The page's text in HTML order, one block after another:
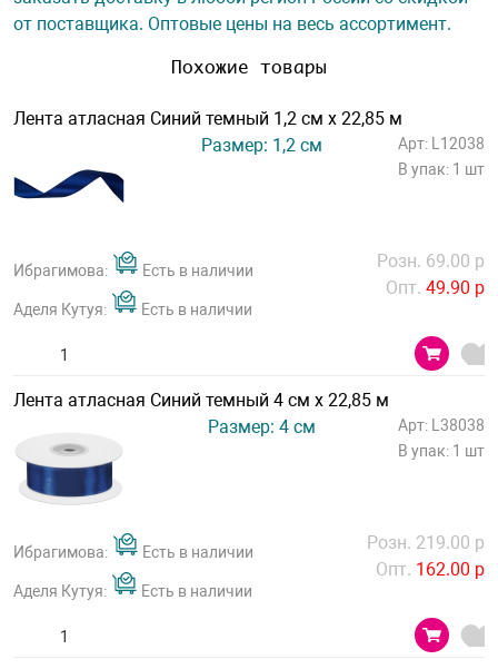
от поставщика. Оптовые цены на весь ассортимент.
Похожие товары
Лента атласная Синий темный 1,2 см х 22,85 м
Размер: 1,2 см
Арт: L12038
В упак: 1 шт
Ибрагимова: Есть в наличии
Аделя Кутуя: Есть в наличии
Розн. 69.00 р
Опт. 49.90 р
Лента атласная Синий темный 4 см х 22,85 м
Размер: 4 см
Арт: L38038
В упак: 1 шт
Ибрагимова: Есть в наличии
Аделя Кутуя: Есть в наличии
Розн. 219.00 р
Опт. 162.00 р